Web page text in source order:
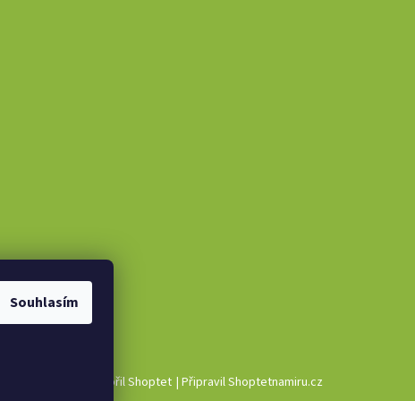
Souhlasím
Vytvořil Shoptet | Připravil Shoptetnamiru.cz